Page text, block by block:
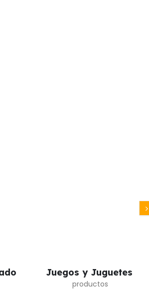
Juegos y Juguetes